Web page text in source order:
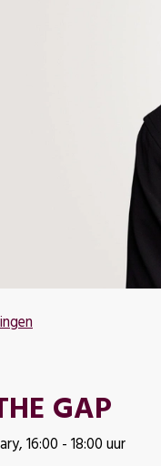
GAP
16:00 - 18:00 uur